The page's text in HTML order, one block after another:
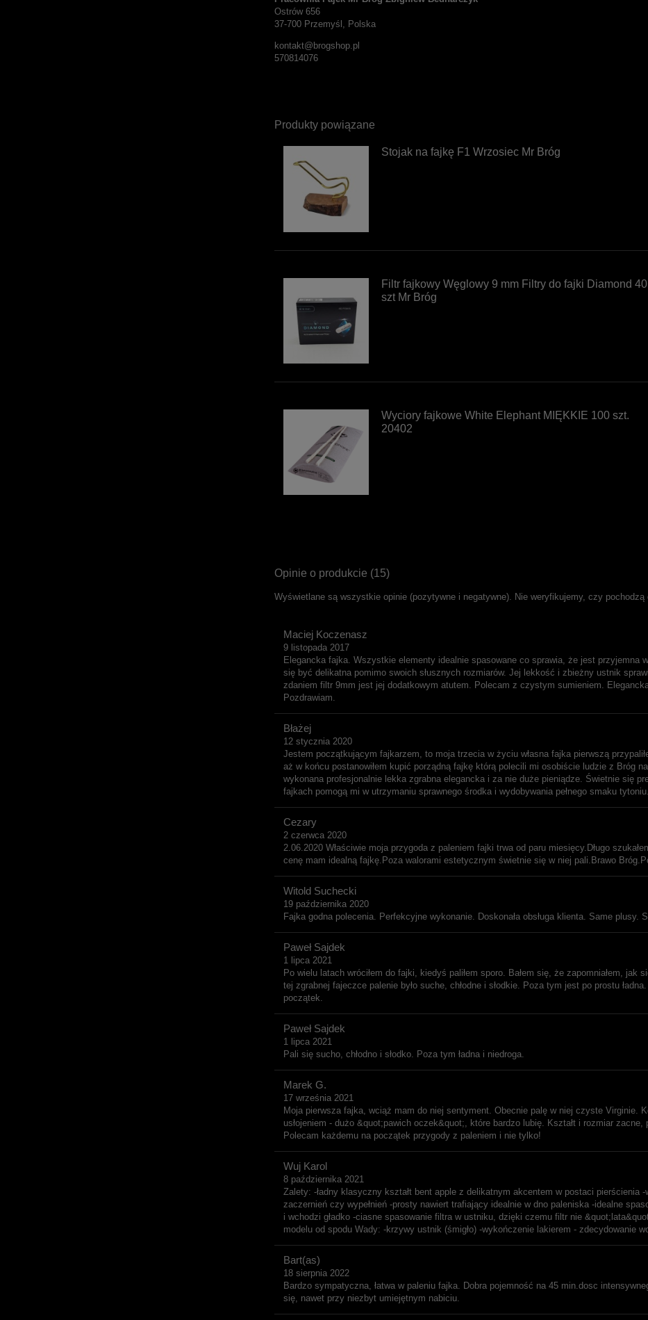
Ostrów 656
37-700 Przemyśl, Polska
kontakt@brogshop.pl
570814076
Produkty powiązane
Stojak na fajkę F1 Wrzosiec Mr Bróg
Filtr fajkowy Węglowy 9 mm Filtry do fajki Diamond 40
szt Mr Bróg
Wyciory fajkowe White Elephant MIĘKKIE 100 szt.
20402
Opinie o produkcie (15)
Wyświetlane są wszystkie opinie (pozytywne i negatywne). Nie weryfikujemy, czy
Maciej Koczenasz
9 listopada 2017
Elegancka fajka. Wszystkie elementy idealnie spasowane co sprawia, że jest przyjemna
się być delikatna pomimo swoich słusznych rozmiarów. Jej lekkość i zbieżny ustnik
zdaniem filtr 9mm jest jej dodatkowym atutem. Polecam z czystym sumieniem.
Pozdrawiam.
Błażej
12 stycznia 2020
Jestem początkującym fajkarzem, to moja trzecia w życiu własna fajka pierwszą
aż w końcu postanowiłem kupić porządną fajkę którą polecili mi osobiście ludzie z Bróg
wykonana profesjonalnie lekka zgrabna elegancka i za nie duże pieniądze. Świetnie się
fajkach pomogą mi w utrzymaniu sprawnego środka i wydobywania pełnego smaku
Cezary
2 czerwca 2020
2.06.2020 Właściwie moja przygoda z paleniem fajki trwa od paru miesięcy.Długo
cenę mam idealną fajkę.Poza walorami estetycznym świetnie się w niej pali.Brawo
Witold Suchecki
19 października 2020
Fajka godna polecenia. Perfekcyjne wykonanie. Doskonała obsługa klienta. Same plusy.
Paweł Sajdek
1 lipca 2021
Po wielu latach wróciłem do fajki, kiedyś paliłem sporo. Bałem się, że zapomniałem,
tej zgrabnej fajeczce palenie było suche, chłodne i słodkie. Poza tym jest po prostu
początek.
Paweł Sajdek
1 lipca 2021
Pali się sucho, chłodno i słodko. Poza tym ładna i niedroga.
Marek G.
17 września 2021
Moja pierwsza fajka, wciąż mam do niej sentyment. Obecnie palę w niej czyste Virginie.
usłojeniem - dużo &quot;pawich oczek&quot;, które bardzo lubię. Kształt i rozmiar
Polecam każdemu na początek przygody z paleniem i nie tylko!
Wuj Karol
8 października 2021
Zalety: -ładny klasyczny kształt bent apple z delikatnym akcentem w postaci pierścienia
zaczernień czy wypełnień -prosty nawiert trafiający idealnie w dno paleniska -idealne
i wchodzi gładko -ciasne spasowanie filtra w ustniku, dzięki czemu filtr nie
modelu od spodu Wady: -krzywy ustnik (śmigło) -wykończenie lakierem - zdecydowanie
Bart(as)
18 sierpnia 2022
Bardzo sympatyczna, łatwa w paleniu fajka. Dobra pojemność na 45 min.dosc
się, nawet przy niezbyt umiejętnym nabiciu.